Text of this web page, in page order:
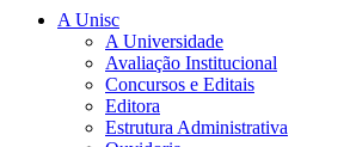
A Unisc
A Universidade
Avaliação Institucional
Concursos e Editais
Editora
Estrutura Administrativa